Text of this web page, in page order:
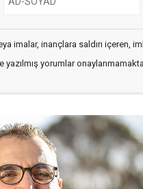
imalar, inançlara saldırı içeren,
yorumlar